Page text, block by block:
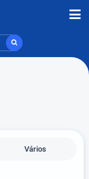
Vários